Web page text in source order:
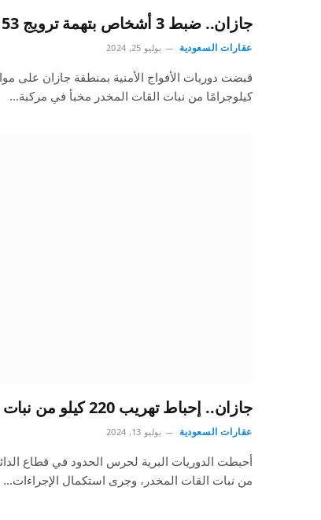
جازان.. ضبط 3 أشخاص بتهمة ترويج 53 كيلو من نبات القات المخدر
عقارات السعودية يوليو 25, 2024
كيلوجرامًا من نبات القات المخدر مخبأ في مركبة…
جازان.. إحباط تهريب 220 كيلو من نبات القات المخدر
عقارات السعودية يوليو 13, 2024
من نبات القات المخدر، وجرى استكمال الإجراءات…